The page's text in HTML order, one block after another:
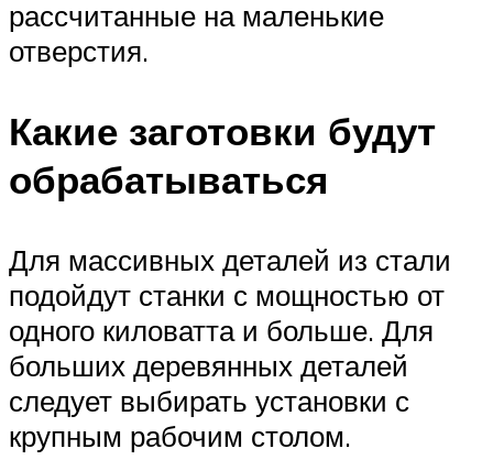
рассчитанные на маленькие
отверстия.
Какие заготовки будут
обрабатываться
Для массивных деталей из стали
подойдут станки с мощностью от
одного киловатта и больше. Для
больших деревянных деталей
следует выбирать установки с
крупным рабочим столом.